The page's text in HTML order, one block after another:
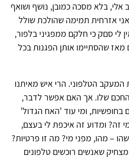
אלי, בלא מסכה כמובן, נושף ושואף
אזרחית תמימה שהולכת שולל
לי סםק כי חלקם ממפגיני בלפור,
שהסתיימו אותן הפגנות בכל
הטלפוני. הרי איש מאיתנו
החכם שלו. אך האם אפשר לדבר,
בחופשיות, ומי עוד 'האח הגדול'
זה? ומדוע זה איכפת לי בעצם,
– מהו, מפני מי? מה זו פרטיות?
שאנשים רוכשים טלפונים